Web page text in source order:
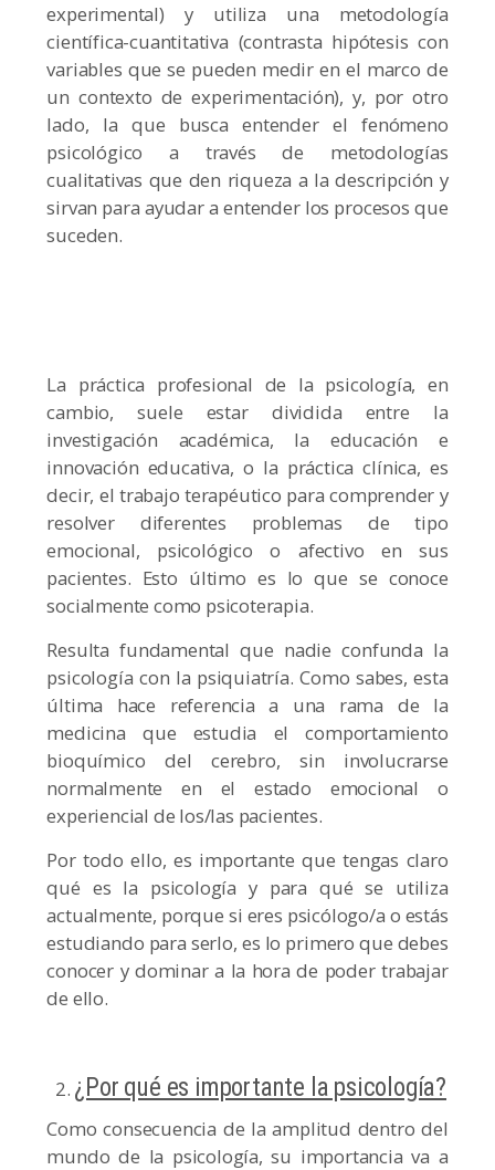
experimental) y utiliza una metodología
científica-cuantitativa (contrasta hipótesis con
variables que se pueden medir en el marco de
un contexto de experimentación), y, por otro
lado, la que busca entender el fenómeno
psicológico a través de metodologías
cualitativas que den riqueza a la descripción y
sirvan para ayudar a entender los procesos que
suceden.
La práctica profesional de la psicología, en
cambio, suele estar dividida entre la
investigación académica, la educación e
innovación educativa, o la práctica clínica, es
decir, el trabajo terapéutico para comprender y
resolver diferentes problemas de tipo
emocional, psicológico o afectivo en sus
pacientes. Esto último es lo que se conoce
socialmente como psicoterapia.
Resulta fundamental que nadie confunda la
psicología con la psiquiatría. Como sabes, esta
última hace referencia a una rama de la
medicina que estudia el comportamiento
bioquímico del cerebro, sin involucrarse
normalmente en el estado emocional o
experiencial de los/las pacientes.
Por todo ello, es importante que tengas claro
qué es la psicología y para qué se utiliza
actualmente, porque si eres psicólogo/a o estás
estudiando para serlo, es lo primero que debes
conocer y dominar a la hora de poder trabajar
de ello.
¿Por qué es importante la psicología?
Como consecuencia de la amplitud dentro del
mundo de la psicología, su importancia va a